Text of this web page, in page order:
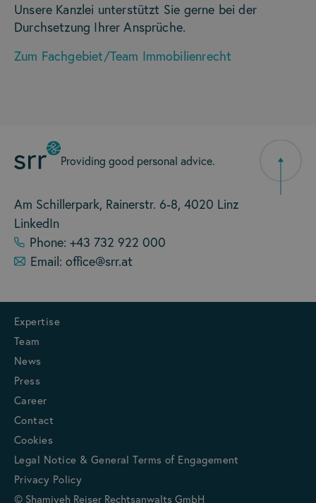
Unsere Kanzlei unterstützt Sie gerne bei der
Durchsetzung Ihrer Ansprüche.
Zum Fachgebiet/Team Immobilienrecht
Providing good personal advice.
Am Schillerpark, Rainerstr. 6-8, 4020 Linz
LinkedIn
Phone: +43 732 922 000
Email: office@srr.at
Expertise
Team
News
Press
Career
Contact
Cookies
Legal Notice & General Terms of Engagement
Privacy Policy
© Shamiyeh Reiser Rechtsanwalts GmbH